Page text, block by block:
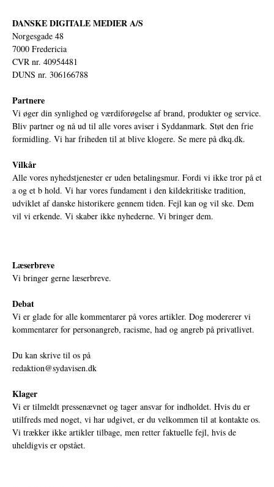
DANSKE DIGITALE MEDIER A/S
Norgesgade 48
7000 Fredericia
CVR nr. 40954481
DUNS nr. 306166788
Partnere
Vi øger din synlighed og værdiforøgelse af brand, produkter og service.
Bliv partner og nå ud til alle vores aviser i Syddanmark. Støt den frie
formidling. Vi har friheden til at blive klogere. Se mere på dkq.dk.
Vilkår
Alle vores nyhedstjenester er uden betalingsmur. Fordi vi ikke tror på et
a og et b hold. Vi har vores fundament i den kildekritiske tradition,
udviklet af danske historikere gennem tiden. Fejl kan og vil ske. Dem
vil vi erkende. Vi skaber ikke nyhederne. Vi bringer dem.
Læserbreve
Vi bringer gerne læserbreve.
Debat
Vi er glade for alle kommentarer på vores artikler. Dog modererer vi
kommentarer for personangreb, racisme, had og angreb på privatlivet.
Du kan skrive til os på
redaktion@sydavisen.dk
Klager
Vi er tilmeldt pressenævnet og tager ansvar for indholdet. Hvis du er
utilfreds med noget, vi har udgivet, er du velkommen til at kontakte os.
Vi trækker ikke artikler tilbage, men retter faktuelle fejl, hvis de
uheldigvis er opstået.